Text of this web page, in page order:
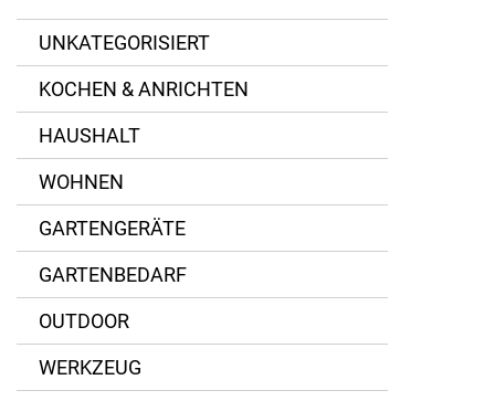
UNKATEGORISIERT
KOCHEN & ANRICHTEN
HAUSHALT
WOHNEN
GARTENGERÄTE
GARTENBEDARF
OUTDOOR
WERKZEUG
Blech
Gusseisen
Holz
Big Green Egg
Kaiser
Staub
ANWENDEN
ANWENDEN
ANWENDEN